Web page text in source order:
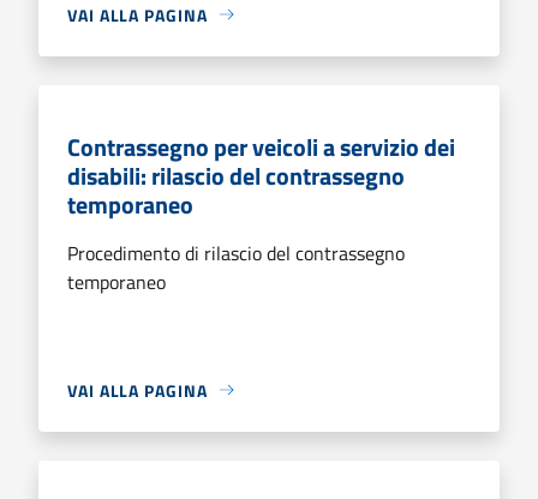
VAI ALLA PAGINA
Contrassegno per veicoli a servizio dei
disabili: rilascio del contrassegno
temporaneo
Procedimento di rilascio del contrassegno
temporaneo
VAI ALLA PAGINA